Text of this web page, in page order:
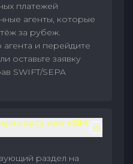
платежей
агенты, которые
за рубеж.
и перейдите
оставьте заявку
SWIFT/SEPA
карту или eSIM
раздел на